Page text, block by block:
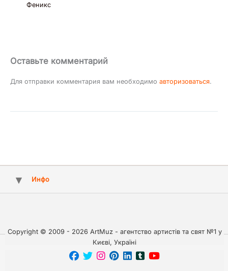
Феникс
Оставьте комментарий
Для отправки комментария вам необходимо авторизоваться.
Инфо
Copyright © 2009 - 2026 ArtMuz - агентство артистів та свят №1 у
Києві, Україні